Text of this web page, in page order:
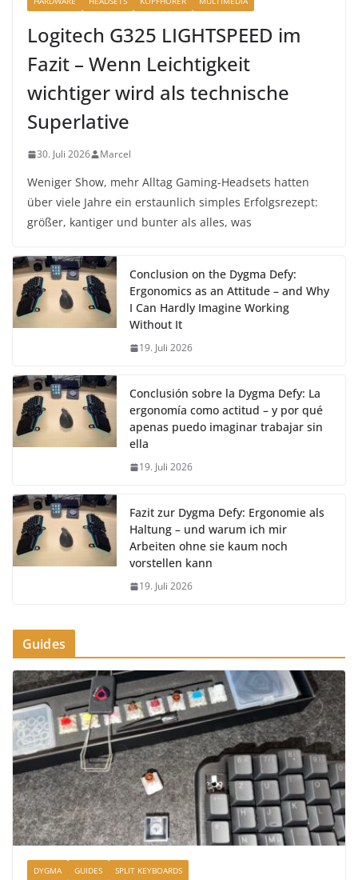
Logitech G325 LIGHTSPEED im
Fazit – Wenn Leichtigkeit
wichtiger wird als technische
Superlative
30. Juli 2026 Marcel
Weniger Show, mehr Alltag Gaming-Headsets hatten
über viele Jahre ein erstaunlich simples Erfolgsrezept:
größer, kantiger und bunter als alles, was
Conclusion on the Dygma Defy:
Ergonomics as an Attitude – and Why
I Can Hardly Imagine Working
Without It
19. Juli 2026
Conclusión sobre la Dygma Defy: La
ergonomía como actitud – y por qué
apenas puedo imaginar trabajar sin
ella
19. Juli 2026
Fazit zur Dygma Defy: Ergonomie als
Haltung – und warum ich mir
Arbeiten ohne sie kaum noch
vorstellen kann
19. Juli 2026
Guides
DYGMA GUIDES SPLIT KEYBOARDS